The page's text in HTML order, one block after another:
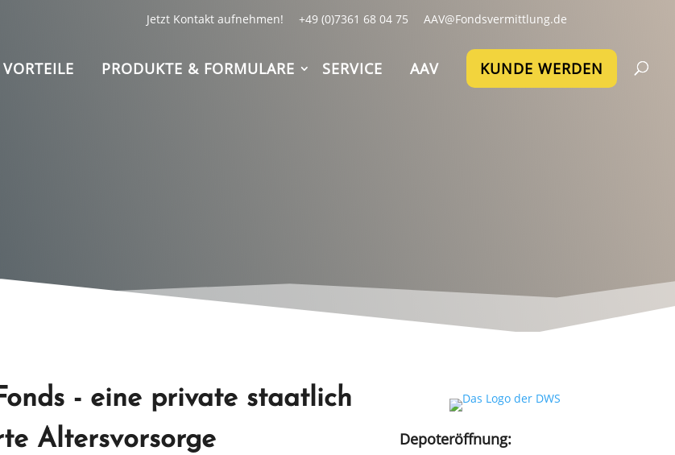
Jetzt Kontakt aufnehmen! +49 (0)7361 68 04 75 AAV@Fondsvermittlung.de
PRODUKTE & FORMULARE SERVICE AAV KUNDE WERDEN
- eine private staatlich
Altersvorsorge
Depoter­öff­nung: